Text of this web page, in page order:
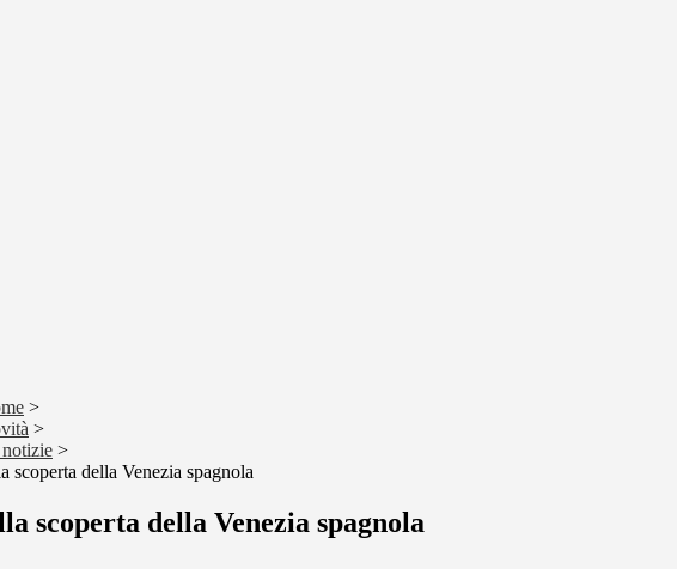
>
>
>
scoperta della Venezia spagnola
scoperta della Venezia spagnola